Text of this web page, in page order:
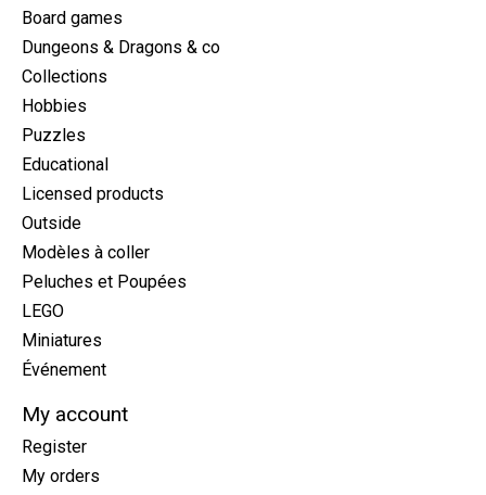
Board games
Dungeons & Dragons & co
Collections
Hobbies
Puzzles
Educational
Licensed products
Outside
Modèles à coller
Peluches et Poupées
LEGO
Miniatures
Événement
My account
Register
My orders